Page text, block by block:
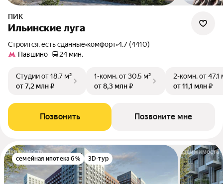
ПИК
Ильинские луга
Строится, есть сданные•комфорт•4.7 (4410)
Павшино
24 мин.
Студииот 18,7 м²
от 7,2 млн ₽
1-комн.от 30,5 м²
от 8,3 млн ₽
2-комн.от 47,1
от 11,1 млн ₽
Позвонить Позвоните мне
семейная ипотека 6% 3D-тур